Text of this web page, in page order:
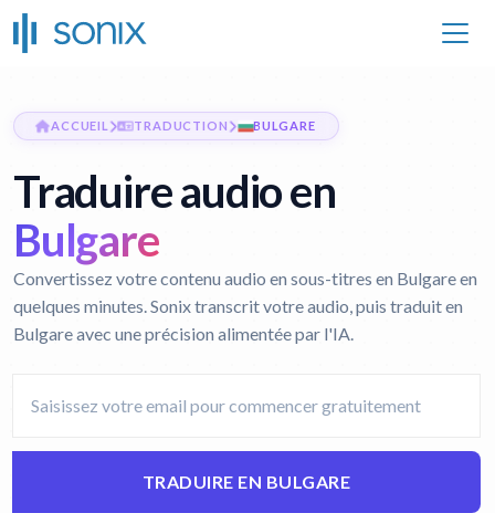
ACCUEIL TRADUCTION BULGARE
Traduire audio en
Bulgare
Convertissez votre contenu audio en sous-titres en Bulgare en
quelques minutes. Sonix transcrit votre audio, puis traduit en
Bulgare avec une précision alimentée par l'IA.
TRADUIRE EN BULGARE